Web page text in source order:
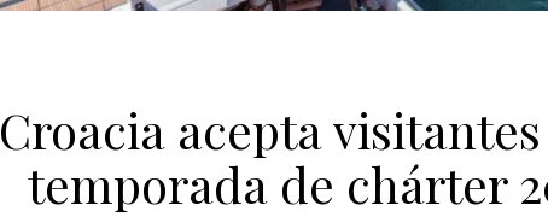
Croacia acepta
temporada de chárter